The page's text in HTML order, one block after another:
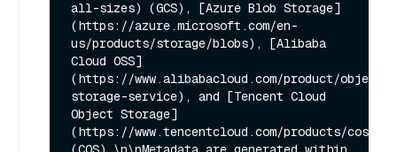
all-sizes) (GCS), [Azure Blob Storage]
(https://azure.microsoft.com/en-
us/products/storage/blobs), [Alibaba
Cloud OSS]
(https://www.alibabacloud.com/product/object-
storage-service), and [Tencent Cloud
Object Storage]
(https://www.tencentcloud.com/products/cos)